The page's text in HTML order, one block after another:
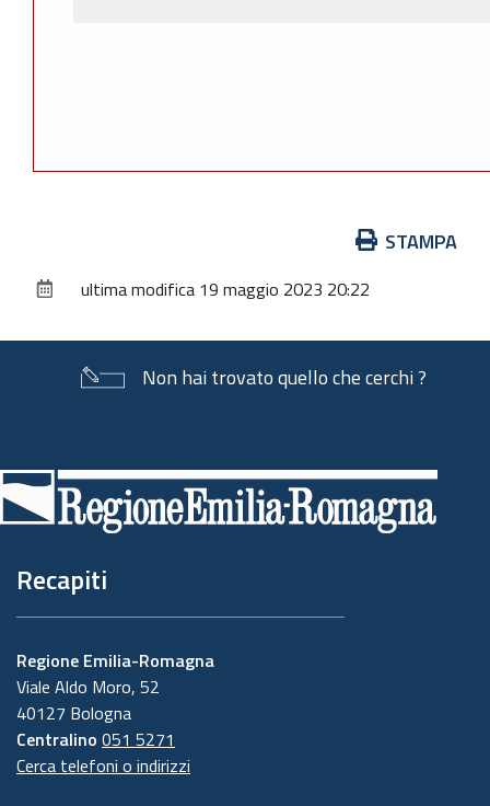
documento
STAMPA
ultima modifica 19 maggio 2023 20:22
Non hai trovato quello che cerchi ?
di
pagina
Recapiti
Regione Emilia-Romagna
Viale Aldo Moro, 52
40127 Bologna
Centralino 051 5271
Cerca telefoni o indirizzi